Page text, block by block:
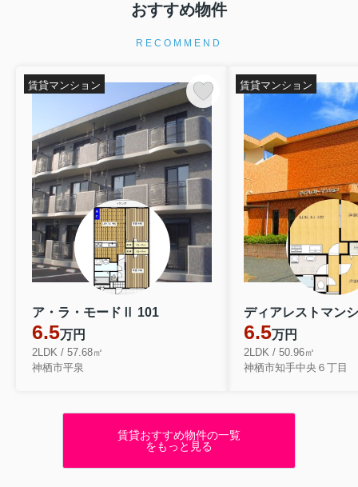
おすすめ物件
RECOMMEND
ア・ラ・モードⅡ 101
6.5万円
2LDK / 57.68㎡
神栖市平泉
賃貸マンション
ディアレストマン
6.5万円
2LDK / 50.96㎡
神栖市知手中央６丁目
賃貸マンション
賃貸おすすめ物件の一覧
をもっと見る